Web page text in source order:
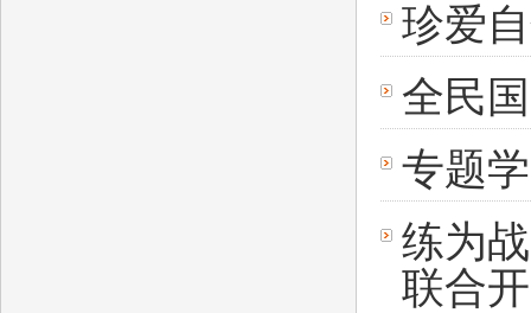
珍爱
全民
专题
练为
联合